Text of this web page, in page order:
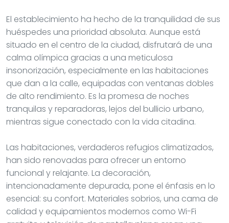
El establecimiento ha hecho de la tranquilidad de sus
huéspedes una prioridad absoluta. Aunque está
situado en el centro de la ciudad, disfrutará de una
calma olímpica gracias a una meticulosa
insonorización, especialmente en las habitaciones
que dan a la calle, equipadas con ventanas dobles
de alto rendimiento. Es la promesa de noches
tranquilas y reparadoras, lejos del bullicio urbano,
mientras sigue conectado con la vida citadina.
Las habitaciones, verdaderos refugios climatizados,
han sido renovadas para ofrecer un entorno
funcional y relajante. La decoración,
intencionadamente depurada, pone el énfasis en lo
esencial: su confort. Materiales sobrios, una cama de
calidad y equipamientos modernos como Wi-Fi